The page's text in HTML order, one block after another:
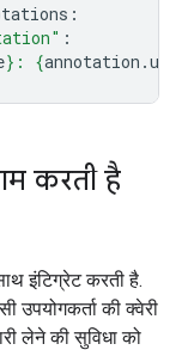
:
:
} : {annotation .url
करती है
इंटिग्रेट करती है.
उपयोगकर्ता की क्वेरी
लेने की सुविधा को